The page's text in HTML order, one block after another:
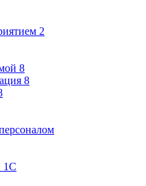
2
8
8
1С